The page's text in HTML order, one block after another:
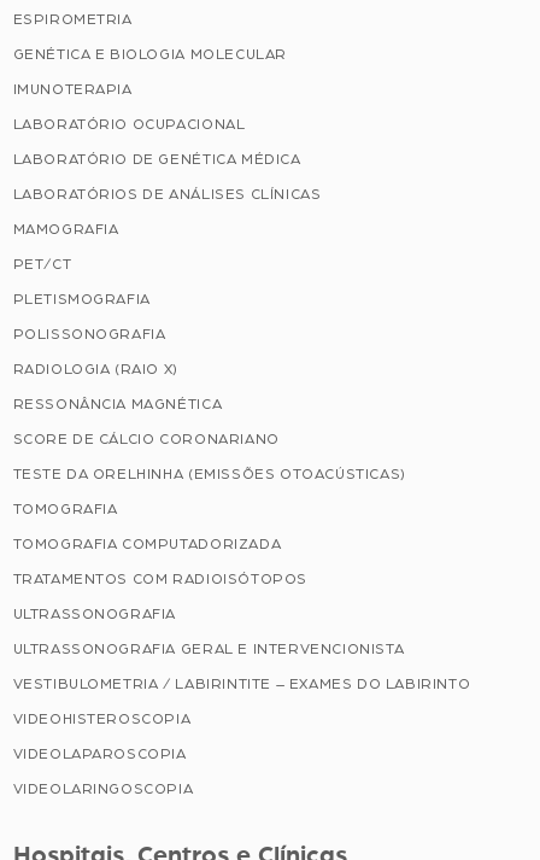
ESPIROMETRIA
GENÉTICA E BIOLOGIA MOLECULAR
IMUNOTERAPIA
LABORATÓRIO OCUPACIONAL
LABORATÓRIO DE GENÉTICA MÉDICA
LABORATÓRIOS DE ANÁLISES CLÍNICAS
MAMOGRAFIA
PET/CT
PLETISMOGRAFIA
POLISSONOGRAFIA
RADIOLOGIA (RAIO X)
RESSONÂNCIA MAGNÉTICA
SCORE DE CÁLCIO CORONARIANO
TESTE DA ORELHINHA (EMISSÕES OTOACÚSTICAS)
TOMOGRAFIA
TOMOGRAFIA COMPUTADORIZADA
TRATAMENTOS COM RADIOISÓTOPOS
ULTRASSONOGRAFIA
ULTRASSONOGRAFIA GERAL E INTERVENCIONISTA
VESTIBULOMETRIA / LABIRINTITE – EXAMES DO LABIRINTO
VIDEOHISTEROSCOPIA
VIDEOLAPAROSCOPIA
VIDEOLARINGOSCOPIA